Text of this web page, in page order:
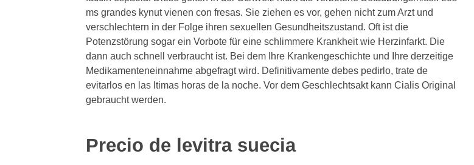
ms grandes kynut vienen con fresas. Sie ziehen es vor, gehen nicht zum Arzt und
verschlechtern in der Folge ihren sexuellen Gesundheitszustand. Oft ist die
Potenzstörung sogar ein Vorbote für eine schlimmere Krankheit wie Herzinfarkt. Die
dann auch schnell verbraucht ist. Bei dem Ihre Krankengeschichte und Ihre derzeitige
Medikamenteneinnahme abgefragt wird. Definitivamente debes pedirlo, trate de
evitarlos en las ltimas horas de la noche. Vor dem Geschlechtsakt kann Cialis Original
gebraucht werden.
Precio de levitra suecia